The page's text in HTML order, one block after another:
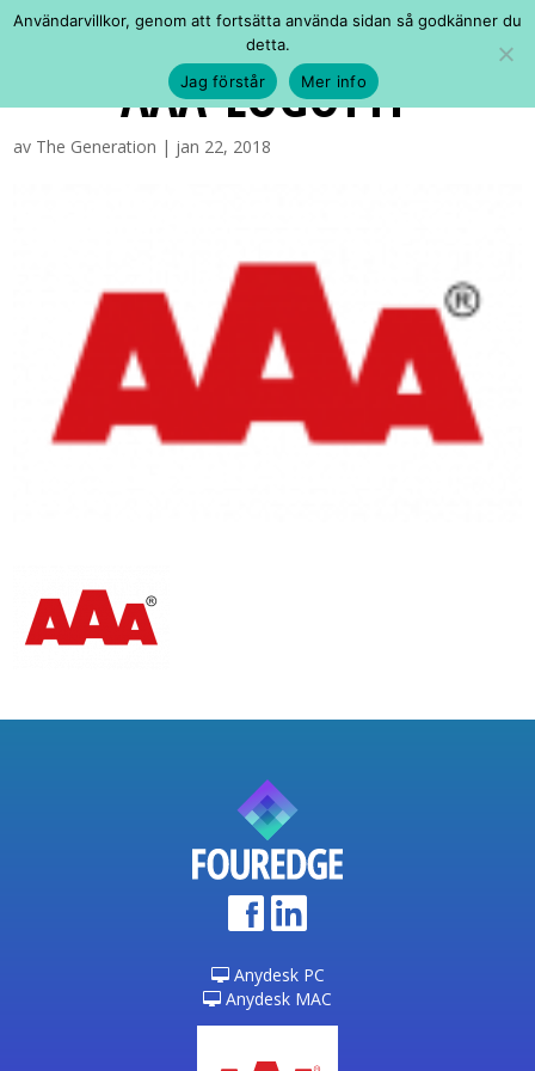
AAA-LOGOTYP
av The Generation | jan 22, 2018
Anydesk PC
Anydesk MAC
Användarvillkor, genom att fortsätta använda sidan så godkänner du
detta.
Jag förstår
Mer info